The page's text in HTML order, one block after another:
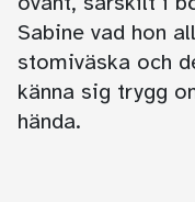
Sabine vad hon
stomiväska och
känna sig trygg
hända.